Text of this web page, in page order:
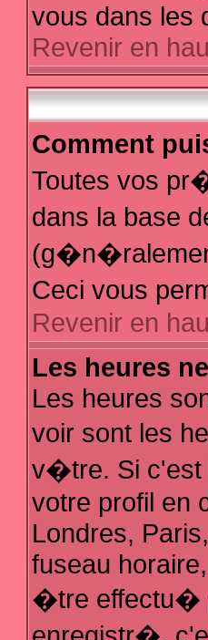
vous dans les
Revenir en
Comment
Toutes vos
dans la base
Ceci vous
Revenir en
Les heures
Les heures
voir sont les
v�tre. Si c'est
votre profil en
Londres,
fuseau
�tre effectu�